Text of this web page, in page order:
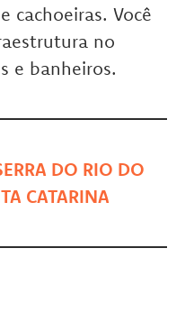
cachoeiras. Você
no
e banheiros.
DO RIO DO
CATARINA